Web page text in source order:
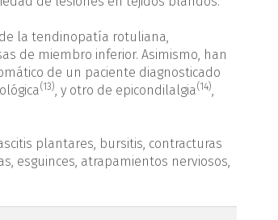
la tendinopatía rotuliana,
de miembro inferior. Asimismo, han
de un paciente diagnosticado
(13), y otro de epicondilalgia(14),
plantares, bursitis, contracturas
esguinces, atrapamientos nerviosos,